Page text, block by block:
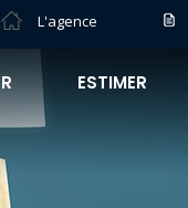
L'agence
ESTIMER